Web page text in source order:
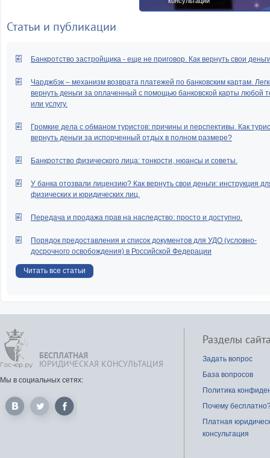
Статьи и публикации
Банкротство застройщика - еще не приговор. Как вернуть свои
Чарджбэк – механизм возврата платежей по банковским картам.
вернуть деньги за оплаченный с помощью банковской карты любой
или услугу.
Громкие дела с обманом туристов: причины и перспективы. Как
вернуть деньги за испорченный отдых в полном размере?
Банкротство физического лица: тонкости, нюансы и советы.
У банка отозвали лицензию? Как вернуть свои деньги: инструкция
физических и юридических лиц.
Передача и продажа прав на наследство: просто и доступно.
Порядок предоставления и список документов для УДО (условно-
досрочного освобождения) в Российской Федерации
Читать все статьи
БЕСПЛАТНАЯ
ЮРИДИЧЕСКАЯ КОНСУЛЬТАЦИЯ
Мы в социальных сетях:
Разделы
Задать вопрос
База вопросов
Политика
Почему
Платная
консультация